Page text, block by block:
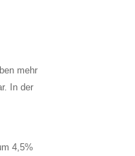
mehr
In der
4,5%